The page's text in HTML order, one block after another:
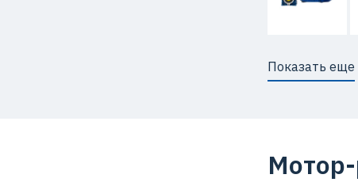
Показать еще